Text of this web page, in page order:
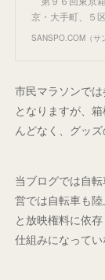
京・大手町、５
SANSPO.COM（サ
市民マラソンで
となりますが、
んどなく、グッ
当ブログでは自
営では自転車も
と放映権料に依
仕組みになってい